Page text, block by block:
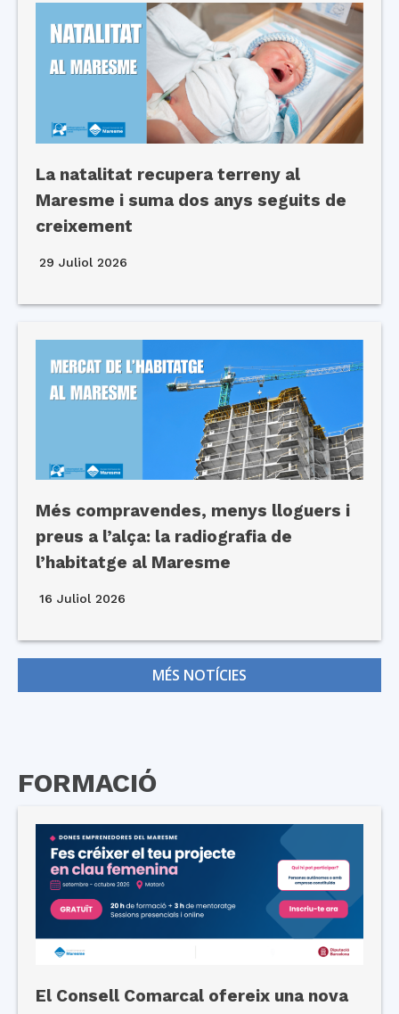
La natalitat recupera terreny al
Maresme i suma dos anys seguits de
creixement
29 Juliol 2026
Més compravendes, menys lloguers i
preus a l’alça: la radiografia de
l’habitatge al Maresme
16 Juliol 2026
MÉS NOTÍCIES
FORMACIÓ
El Consell Comarcal ofereix una nova